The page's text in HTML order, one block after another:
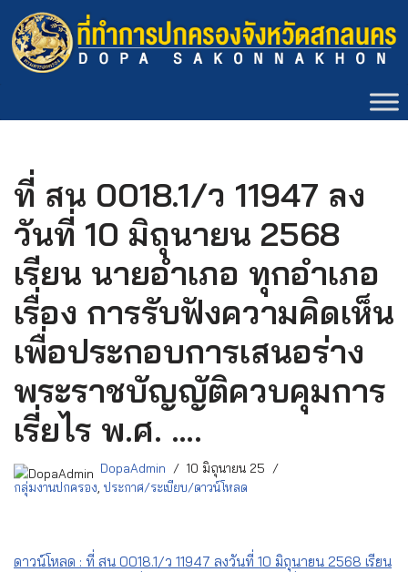
Skip
to
ที่ สน 0018.1/ว 11947 ลง
วันที่ 10 มิถุนายน 2568
เรียน นายอำเภอ ทุกอำเภอ
เรื่อง การรับฟังความคิดเห็น
เพื่อประกอบการเสนอร่าง
พระราชบัญญัติควบคุมการ
เรี่ยไร พ.ศ. ….
DopaAdmin
10 มิถุนายน 25
กลุ่มงานปกครอง ประกาศ/ระเบียบ/ดาวน์โหลด
ดาวน์โหลด : ที่ สน 0018.1/ว 11947 ลงวันที่ 10 มิถุนายน 2568 เรียน